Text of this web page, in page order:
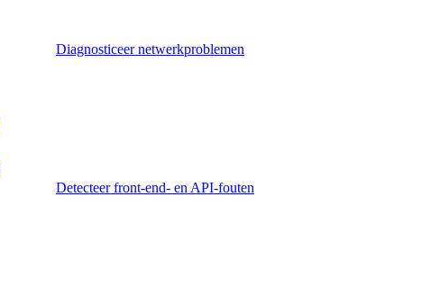
Diagnosticeer netwerkproblemen
Detecteer front-end- en API-fouten